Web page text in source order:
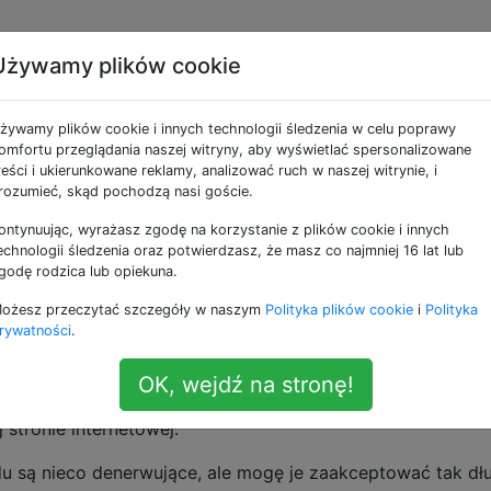
na ograniczenie
zewnętrznego
do mojego iMaca z systemem 10.7.3. Jeden jest
wehikułach czasu, a drugi do danych. (Na tym jest tylko
raz na godzinę w przypadku kopii zapasowych Time
przypadkowych momentach, podczas gdy ja robię, cóż,
Może po prostu przełączasz się na inną aplikację w
stronie internetowej.
są nieco denerwujące, ale mogę je zaakceptować tak
plików cookie
plików cookie i innych technologii śledzenia w celu poprawy
przeglądania naszej witryny, aby wyświetlać spersonalizowane
i ukierunkowane reklamy, analizować ruch w naszej witrynie, i
skąd pochodzą nasi goście.
wyrażasz zgodę na korzystanie z plików cookie i innych
śledzenia oraz potwierdzasz, że masz co najmniej 16 lat lub
rodzica lub opiekuna.
przeczytać szczegóły w naszym Polityka plików cookie i Polityka
.
OK, wejdź na stronę!